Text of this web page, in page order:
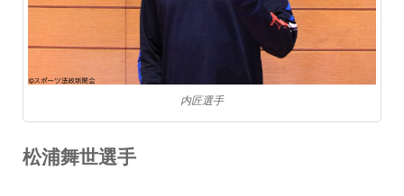
内匠選手
松浦舞世選手